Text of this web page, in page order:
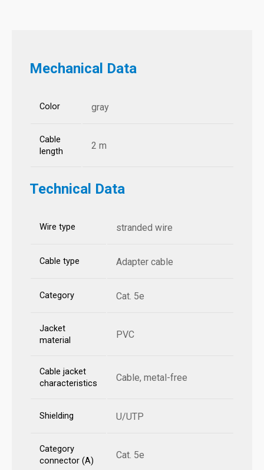
Mechanical Data
Color gray
Cable
length
2 m
Technical Data
Wire type stranded wire
Cable type Adapter cable
Category Cat. 5e
Jacket
material
PVC
Cable jacket
characteristics
Cable, metal-free
Shielding U/UTP
Category
connector (A)
Cat. 5e